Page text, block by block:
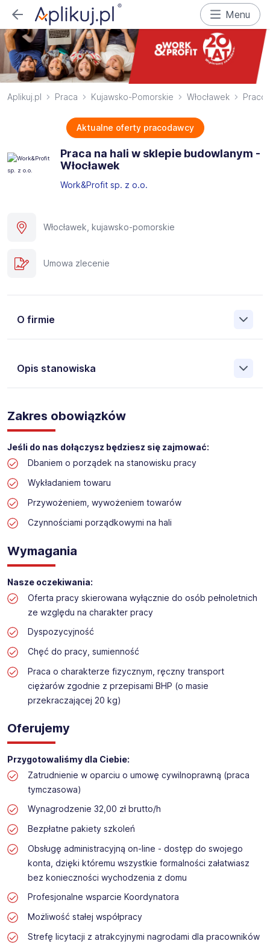
Menu
Aplikuj.pl Praca Kujawsko-Pomorskie Włocławek
Aktualne oferty pracodawcy
Praca na hali w sklepie budowlanym -
Włocławek
Work&Profit sp. z o.o.
Włocławek, kujawsko-pomorskie
Umowa zlecenie
O firmie
Opis stanowiska
Pośrednictwa Pracy i Doradztwa Personalnego Work &
Profit jest obecnie jedną z największych niezależnych
polskich agencji zatrudnienia. W ciągu wielu lat naszej
działalności daliśmy pracę przeszło 50 000 pracowników
w całym kraju. Skutecznie znajdujemy pracowników dla
największych firm, jak również małych rodzinnych
przedsiębiorstw w Polsce. Agencja jest wpisana pod nr
stanowisko:
Lokalizacja: Włocławek
Zakres obowiązków
Jeśli do nas dołączysz będziesz się zajmować:
Dbaniem o porządek na stanowisku pracy
Wykładaniem towaru
Przywożeniem, wywożeniem towarów
Czynnościami porządkowymi na hali
Wymagania
Nasze oczekiwania:
Oferta pracy skierowana wyłącznie do osób pełnoletnich
ze względu na charakter pracy
Dyspozycyjność
Chęć do pracy, sumienność
Praca o charakterze fizycznym, ręczny transport
ciężarów zgodnie z przepisami BHP (o masie
przekraczającej 20 kg)
Oferujemy
Przygotowaliśmy dla Ciebie:
Zatrudnienie w oparciu o umowę cywilnoprawną (praca
tymczasowa)
Wynagrodzenie 32,00 zł brutto/h
Bezpłatne pakiety szkoleń
Obsługę administracyjną on-line - dostęp do swojego
konta, dzięki któremu wszystkie formalności załatwiasz
bez konieczności wychodzenia z domu
Profesjonalne wsparcie Koordynatora
Możliwość stałej współpracy
Strefę licytacji z atrakcyjnymi nagrodami dla pracowników